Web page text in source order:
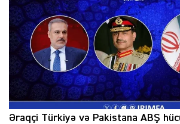
Əraqçi Türkiyə və Pakistana ABŞ